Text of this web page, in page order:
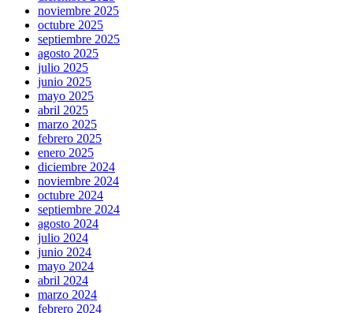
noviembre 2025
octubre 2025
septiembre 2025
agosto 2025
julio 2025
junio 2025
mayo 2025
abril 2025
marzo 2025
febrero 2025
enero 2025
diciembre 2024
noviembre 2024
octubre 2024
septiembre 2024
agosto 2024
julio 2024
junio 2024
mayo 2024
abril 2024
marzo 2024
febrero 2024